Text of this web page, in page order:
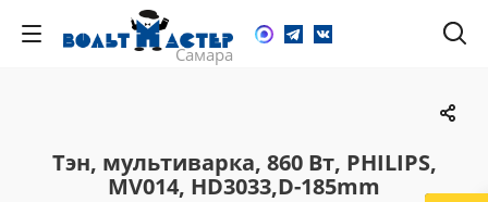
Тэн, мультиварка, 860 Вт, PHILIPS,
MV014, HD3033,D-185mm